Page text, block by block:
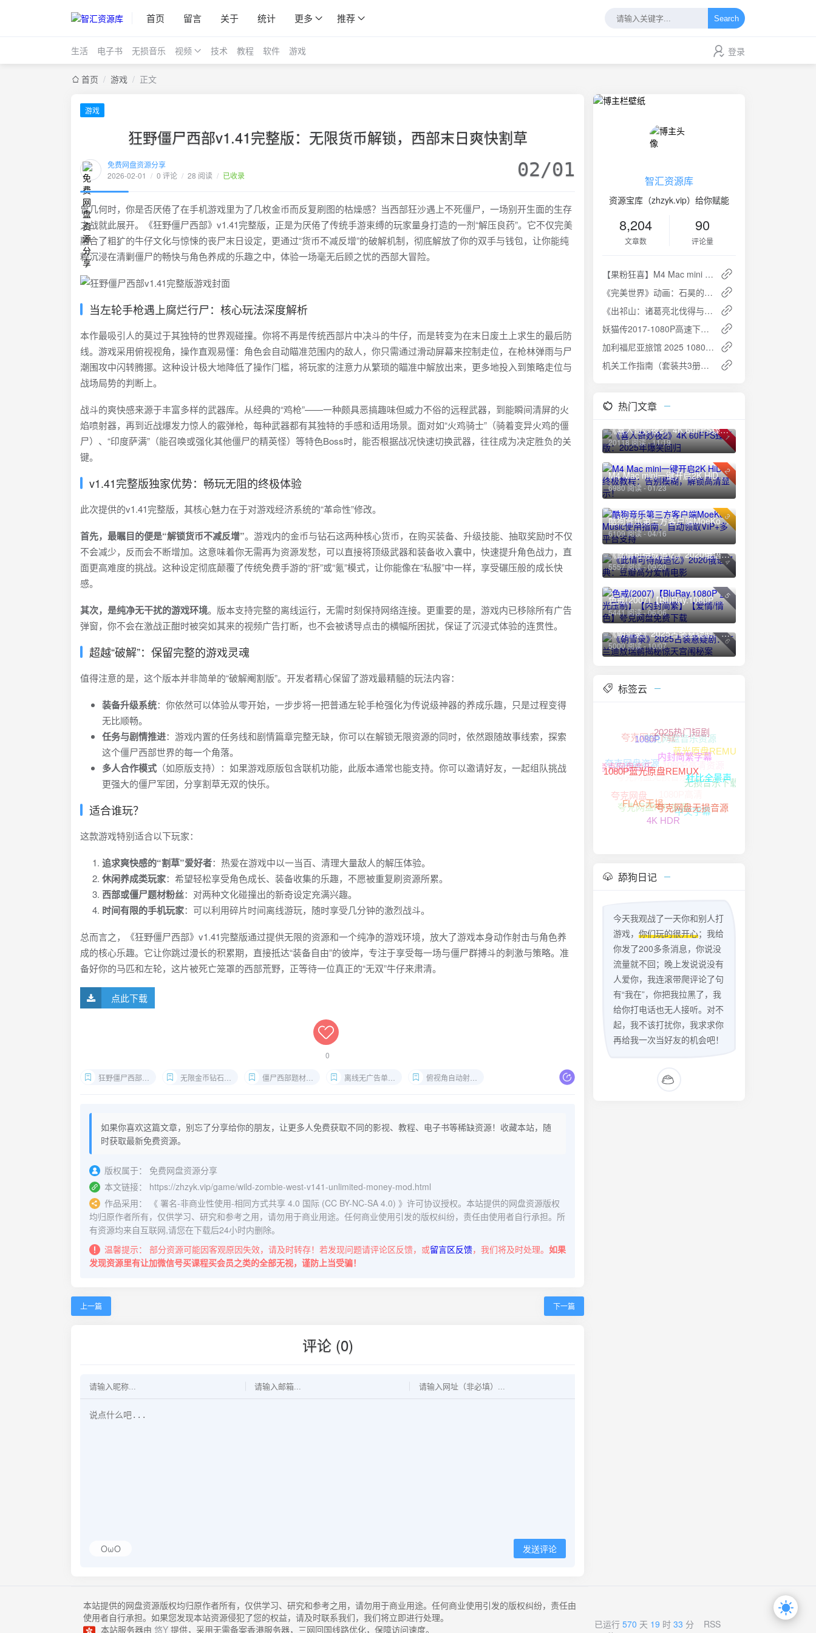
首页 留言 关于 统计 更多 推荐 Search
生活 电子书 无损音乐 视频 技术 教程 软件 游戏 登录
首页 / 游戏 / 正文
游戏
狂野僵尸西部v1.41完整版：无限货币解锁，西部末日爽快割草
免费网盘资源分享
2026-02-01 / 0 评论 / 28 阅读 / 已收录 02/01
曾几何时，你是否厌倦了在手机游戏里为了几枚金币而反复刷图的枯燥感？当西部狂沙遇上不死僵尸，一场别开生面的生存
之战就此展开。《狂野僵尸西部》v1.41完整版，正是为厌倦了传统手游束缚的玩家量身打造的一剂“解压良药”。它不仅完美
融合了粗犷的牛仔文化与惊悚的丧尸末日设定，更通过“货币不减反增”的破解机制，彻底解放了你的双手与钱包，让你能纯
粹沉浸在清剿僵尸的畅快与角色养成的乐趣之中，体验一场毫无后顾之忧的西部大冒险。
当左轮手枪遇上腐烂行尸：核心玩法深度解析
本作最吸引人的莫过于其独特的世界观碰撞。你将不再是传统西部片中决斗的牛仔，而是转变为在末日废土上求生的最后防
线。游戏采用俯视视角，操作直观易懂：角色会自动瞄准范围内的敌人，你只需通过滑动屏幕来控制走位，在枪林弹雨与尸
潮围攻中闪转腾挪。这种设计极大地降低了操作门槛，将玩家的注意力从繁琐的瞄准中解放出来，更多地投入到策略走位与
战场局势的判断上。
战斗的爽快感来源于丰富多样的武器库。从经典的“鸡枪”——一种颇具恶搞趣味但威力不俗的远程武器，到能瞬间清屏的火
焰喷射器，再到近战爆发力惊人的霰弹枪，每种武器都有其独特的手感和适用场景。面对如“火鸡骑士”（骑着变异火鸡的僵
尸）、“印度萨满”（能召唤或强化其他僵尸的精英怪）等特色Boss时，能否根据战况快速切换武器，往往成为决定胜负的关
键。
v1.41完整版独家优势：畅玩无阻的终极体验
此次提供的v1.41完整版，其核心魅力在于对游戏经济系统的“革命性”修改。
首先，最瞩目的便是“解锁货币不减反增”。游戏内的金币与钻石这两种核心货币，在购买装备、升级技能、抽取奖励时不仅
不会减少，反而会不断增加。这意味着你无需再为资源发愁，可以直接将顶级武器和装备收入囊中，快速提升角色战力，直
面更高难度的挑战。这种设定彻底颠覆了传统免费手游的“肝”或“氪”模式，让你能像在“私服”中一样，享受碾压般的成长快
感。
其次，是纯净无干扰的游戏环境。版本支持完整的离线运行，无需时刻保持网络连接。更重要的是，游戏内已移除所有广告
弹窗，你不会在激战正酣时被突如其来的视频广告打断，也不会被诱导点击的横幅所困扰，保证了沉浸式体验的连贯性。
超越“破解”：保留完整的游戏灵魂
值得注意的是，这个版本并非简单的“破解阉割版”。开发者精心保留了游戏最精髓的玩法内容：
装备升级系统：你依然可以体验从零开始，一步步将一把普通左轮手枪强化为传说级神器的养成乐趣，只是过程变得
无比顺畅。
任务与剧情推进：游戏内置的任务线和剧情篇章完整无缺，你可以在解锁无限资源的同时，依然跟随故事线索，探索
这个僵尸西部世界的每一个角落。
多人合作模式 （如原版支持）：如果游戏原版包含联机功能，此版本通常也能支持。你可以邀请好友，一起组队挑战
更强大的僵尸军团，分享割草无双的快乐。
适合谁玩？
这款游戏特别适合以下玩家：
追求爽快感的“割草”爱好者：热爱在游戏中以一当百、清理大量敌人的解压体验。
休闲养成类玩家：希望轻松享受角色成长、装备收集的乐趣，不愿被重复刷资源所累。
西部或僵尸题材粉丝：对两种文化碰撞出的新奇设定充满兴趣。
时间有限的手机玩家：可以利用碎片时间离线游玩，随时享受几分钟的激烈战斗。
总而言之，《狂野僵尸西部》v1.41完整版通过提供无限的资源和一个纯净的游戏环境，放大了游戏本身动作射击与角色养
成的核心乐趣。它让你跳过漫长的积累期，直接抵达“装备自由”的彼岸，专注于享受每一场与僵尸群搏斗的刺激与策略。准
备好你的马匹和左轮，这片被死亡笼罩的西部荒野，正等待一位真正的“无双”牛仔来肃清。
点此下载
0
狂野僵尸西部破解版 无限金币钻石手游 僵尸西部题材射击游戏 离线无广告单机游戏 俯视角自动射击手游
如果你喜欢这篇文章，别忘了分享给你的朋友，让更多人免费获取不同的影视、教程、电子书等稀缺资源！收藏本站，随
时获取最新免费资源。
版权属于：
免费网盘资源分享
本文链接：
https://zhzyk.vip/game/wild-zombie-west-v141-unlimited-money-mod.html
作品采用：
《 署名-非商业性使用-相同方式共享 4.0 国际 (CC BY-NC-SA 4.0) 》许可协议授权。本站提供的网盘资源版权
均归原作者所有，仅供学习、研究和参考之用，请勿用于商业用途。任何商业使用引发的版权纠纷，责任由使用者自行承担。所
有资源均来自互联网,请您在下载后24小时内删除。
温馨提示：
部分资源可能因客观原因失效，请及时转存！若发现问题请评论区反馈，或留言区反馈，我们将及时处理。 如果
发现资源里有让加微信号买课程买会员之类的全部无视，谨防上当受骗！
上一篇 下一篇
评论 (0)
OωO 发送评论
智汇资源库
资源宝库（zhzyk.vip）给你赋能
8,204
文章数
90
评论量
【果粉狂喜】M4 Mac mini 16G 本地部署国产最强AI！DeepSeek-R1 保姆级教程 | 附Enchanted神器💫
《完美世界》动画：石昊的传奇人生
《出祁山：诸葛亮北伐得与失》PDF全格式夸克网盘高速下载+免费资源
妖猫传2017-1080P高速下载-免费获取攻略
加利福尼亚旅馆 2025 1080p S01E01-E10夸克网盘高速下载
机关工作指南（套装共3册） - 提升机关工作人员业务能力的得力助手免费下载
热门文章
1
《喜人奇妙夜2》4K 60FPS臻彩版：2025年爆笑回归
20118 阅读 - 11/19
2
M4 Mac mini一键开启2K HiDPI终极教程：告别模糊，解锁高清显示！
6980 阅读 - 01/23
3
酷狗音乐第三方客户端MoeKoe Music使用指南：自动领取VIP+多平台支持
6109 阅读 - 04/16
4
《此情可待成追忆》2020俄语经典：豆瓣高分爱情电影
5557 阅读 - 09/20
5
色戒(2007)【BluRay.1080P 蓝光压制】【内封简繁】【爱情/情色】夸克网盘免费下载
5441 阅读 - 06/06
6
《朝雪录》2025古装悬疑剧：李兰迪敖瑞鹏揭秘惊天宫闱秘案
5000 阅读 - 10/07
标签云
夸克网盘无损音乐
夸克网盘资源
夸克网盘下载
夸克网盘音乐资源
1080P高清资源
1080P高清
夸克网盘HIFI资源
夸克网盘
夸克网盘音乐
2025热门短剧
蓝光原盘REMUX
无损音乐下载
中文字幕
4K HDR
FLAC无损
1080P蓝光原盘REMUX
内封简繁字幕
杜比全景声
夸克网盘无损音源
舔狗日记
今天我观战了一天你和别人打
游戏， 你们玩的很开心；我给
你发了200多条消息，你说没
流量就不回；晚上发说说没有
人爱你，我连滚带爬评论了句
有“我在”，你把我拉黑了，我
给你打电话也无人接听。对不
起，我不该打扰你，我求求你
再给我一次当好友的机会吧！
本站提供的网盘资源版权均归原作者所有，仅供学习、研究和参考之用，请勿用于商业用途。任何商业使用引发的版权纠纷，责任由
使用者自行承担。如果您发现本站资源侵犯了您的权益，请及时联系我们，我们将立即进行处理。
本站服务器由 悠Y 提供，采用无需备案香港服务器，三网回国线路优化，保障访问速度。 已运行570 天 19 时33 分
RSS